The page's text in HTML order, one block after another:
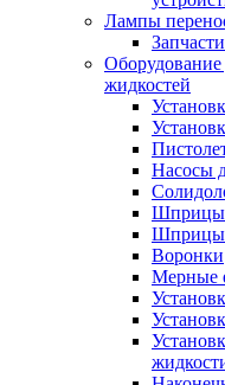
Лампы
Оборудование
жидкостей
Насосы
Шприцы
Шприцы
Воронки
Мерные